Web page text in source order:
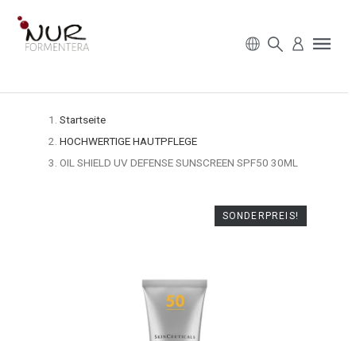
Startseite
HOCHWERTIGE HAUTPFLEGE
OIL SHIELD UV DEFENSE SUNSCREEN SPF50 30ML
SONDERPREIS!